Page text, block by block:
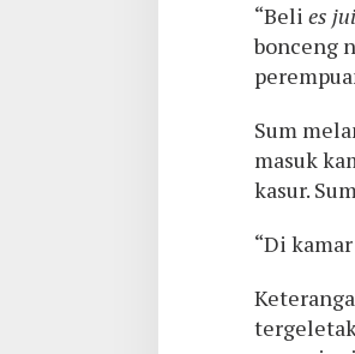
“Beli es
bonceng
Sum
masuk
kasur.
“Di